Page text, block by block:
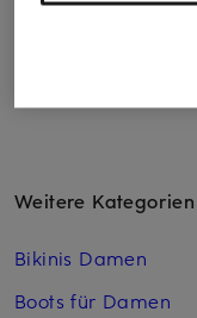
Weitere Kategorien
Bikinis Damen
Boots für Damen